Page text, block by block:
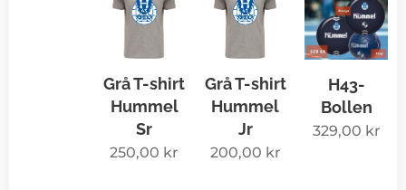
Grå T-shirt
Hummel
Sr
250,00 kr
Grå T-shirt
Hummel
Jr
200,00 kr
H43-
Bollen
329,00 kr